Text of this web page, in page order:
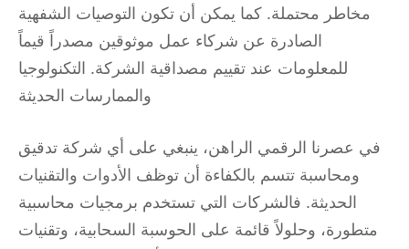
مخاطر محتملة. كما يمكن أن تكون التوصيات الشفهية
الصادرة عن شركاء عمل موثوقين مصدراً قيماً
للمعلومات عند تقييم مصداقية الشركة. التكنولوجيا
والممارسات الحديثة
في عصرنا الرقمي الراهن، ينبغي على أي شركة تدقيق
ومحاسبة تتسم بالكفاءة أن توظف الأدوات والتقنيات
الحديثة. فالشركات التي تستخدم برمجيات محاسبية
متطورة، وحلولاً قائمة على الحوسبة السحابية، وتقنيات